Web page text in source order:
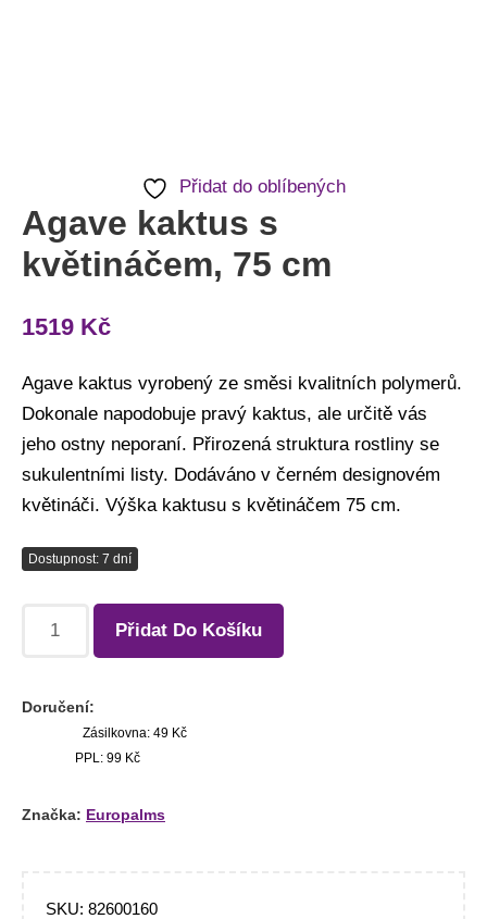
Přidat do oblíbených
Agave kaktus s
květináčem, 75 cm
1519 Kč
Agave kaktus vyrobený ze směsi kvalitních polymerů.
Dokonale napodobuje pravý kaktus, ale určitě vás
jeho ostny neporaní. Přirozená struktura rostliny se
sukulentními listy. Dodáváno v černém designovém
květináči. Výška kaktusu s květináčem 75 cm.
Dostupnost: 7 dní
Přidat Do Košíku
Doručení:
Zásilkovna: 49 Kč
PPL: 99 Kč
Značka: Europalms
SKU: 82600160